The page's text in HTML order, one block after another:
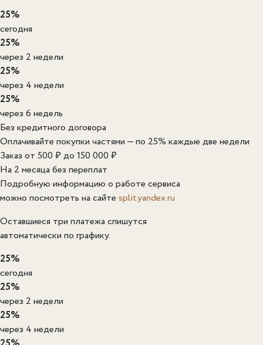
25%
сегодня
25%
через 2 недели
25%
через 4 недели
25%
через 6 недель
Без кредитного договора
Оплачивайте покупки частями — по 25% каждые две недели
Заказ от 500 ₽ до 150 000 ₽
На 2 месяца без переплат
Подробную информацию о работе сервиса
можно посмотреть на сайте split.yandex.ru
Оставшиеся три платежа спишутся
автоматически по графику.
25%
сегодня
25%
через 2 недели
25%
через 4 недели